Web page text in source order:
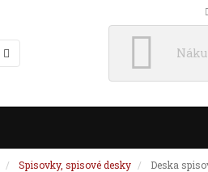
Spisovky, spisové desky Deska